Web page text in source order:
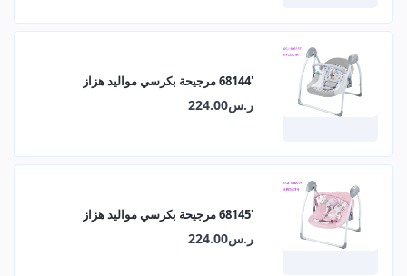
'68144 مرجيحة بكرسي مواليد هزاز
ر.س224.00
'68145 مرجيحة بكرسي مواليد هزاز
ر.س224.00